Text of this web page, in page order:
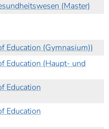
(Master)
Education (Gymnasium))
Education (Haupt- und
Education
Education